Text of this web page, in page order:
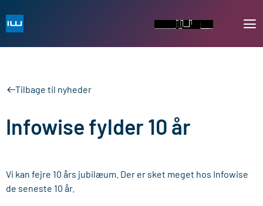
Tilbage til nyheder
Infowise fylder 10 år
Vi kan fejre 10 års jubilæum. Der er sket meget hos Infowise
de seneste 10 år.